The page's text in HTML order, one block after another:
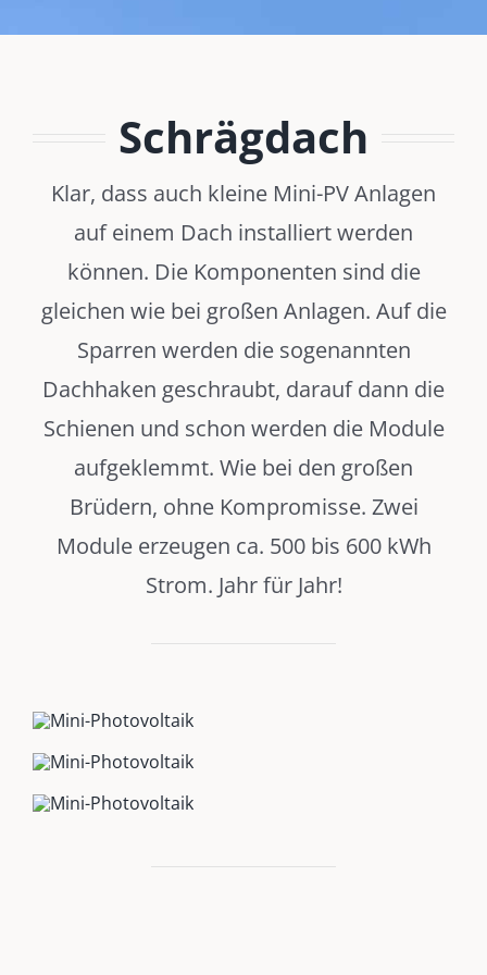
Schrägdach
Klar, dass auch kleine Mini-PV Anlagen
auf einem Dach installiert werden
können. Die Komponenten sind die
gleichen wie bei großen Anlagen. Auf die
Sparren werden die sogenannten
Dachhaken geschraubt, darauf dann die
Schienen und schon werden die Module
aufgeklemmt. Wie bei den großen
Brüdern, ohne Kompromisse. Zwei
Module erzeugen ca. 500 bis 600 kWh
Strom. Jahr für Jahr!